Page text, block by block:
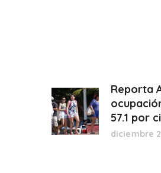
Reporta
57.1 por
diciembre